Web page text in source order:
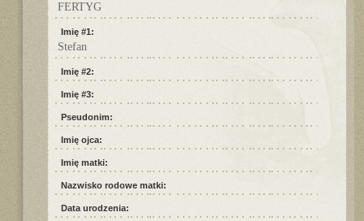
FERTYG
Imię #1:
Stefan
Imię #2:
Imię #3:
Pseudonim:
Imię ojca:
Imię matki:
Nazwisko rodowe matki:
Data urodzenia: